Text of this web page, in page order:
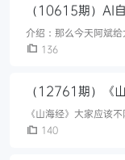
（10615期）AI
万，红利期抓紧
介绍：那么今天阿斌
就是神话故事山海经
136
（12761期）《
日变现1000+
《山海经》大家应该
述了各种故事，好多
140